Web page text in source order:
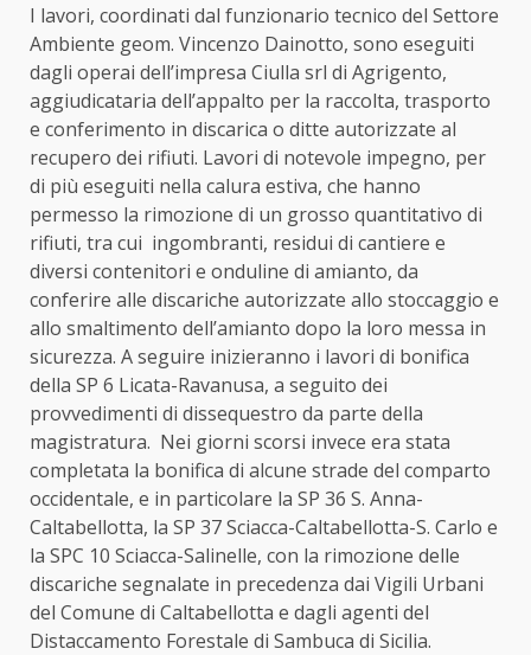
I lavori, coordinati dal funzionario tecnico del Settore
Ambiente geom. Vincenzo Dainotto, sono eseguiti
dagli operai dell’impresa Ciulla srl di Agrigento,
aggiudicataria dell’appalto per la raccolta, trasporto
e conferimento in discarica o ditte autorizzate al
recupero dei rifiuti. Lavori di notevole impegno, per
di più eseguiti nella calura estiva, che hanno
permesso la rimozione di un grosso quantitativo di
rifiuti, tra cui ingombranti, residui di cantiere e
diversi contenitori e onduline di amianto, da
conferire alle discariche autorizzate allo stoccaggio e
allo smaltimento dell’amianto dopo la loro messa in
sicurezza. A seguire inizieranno i lavori di bonifica
della SP 6 Licata-Ravanusa, a seguito dei
provvedimenti di dissequestro da parte della
magistratura. Nei giorni scorsi invece era stata
completata la bonifica di alcune strade del comparto
occidentale, e in particolare la SP 36 S. Anna-
Caltabellotta, la SP 37 Sciacca-Caltabellotta-S. Carlo e
la SPC 10 Sciacca-Salinelle, con la rimozione delle
discariche segnalate in precedenza dai Vigili Urbani
del Comune di Caltabellotta e dagli agenti del
Distaccamento Forestale di Sambuca di Sicilia.